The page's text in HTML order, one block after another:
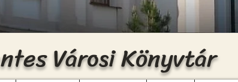
Városi Könyvtár